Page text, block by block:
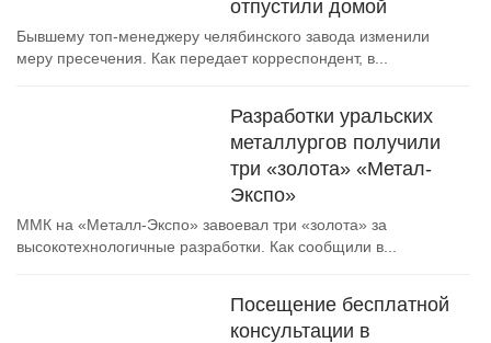
отпустили домой
Бывшему топ-менеджеру челябинского завода изменили
меру пресечения. Как передает корреспондент, в...
Разработки уральских
металлургов получили
три «золота» «Метал-
Экспо»
ММК на «Металл-Экспо» завоевал три «золота» за
высокотехнологичные разработки. Как сообщили в...
Посещение бесплатной
консультации в